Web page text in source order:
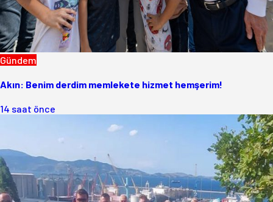
Gündem
Akın: Benim derdim memlekete hizmet hemşerim!
14 saat önce